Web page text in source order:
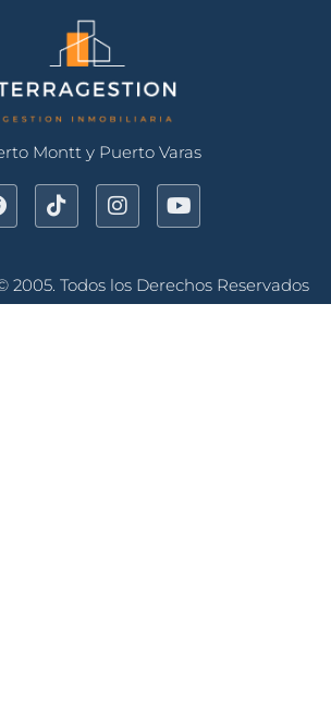
Montt y Puerto Varas
2005. Todos los Derechos Reservados